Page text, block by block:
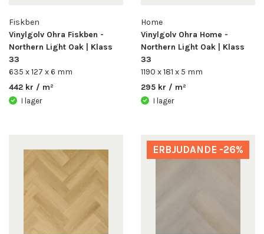
Fiskben
Vinylgolv Ohra Fiskben -
Northern Light Oak | Klass
33
635 x 127 x 6 mm
442 kr / m²
I lager
Home
Vinylgolv Ohra Home -
Northern Light Oak | Klass
33
1190 x 181 x 5 mm
295 kr / m²
I lager
ERBJUDANDE -26%